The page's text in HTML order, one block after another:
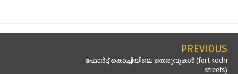
PREVIOUS
ഫോർട്ട് കൊച്ചിയിലെ തെരുവുകൾ (fort kochi
streets)